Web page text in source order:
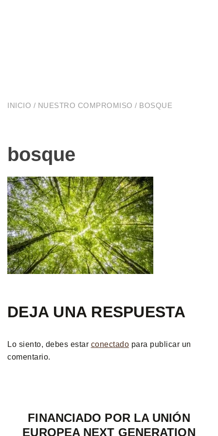
INICIO / NUESTRO COMPROMISO / BOSQUE
bosque
DEJA UNA RESPUESTA
Lo siento, debes estar conectado para publicar un
comentario.
FINANCIADO POR LA UNIÓN
EUROPEA NEXT GENERATION